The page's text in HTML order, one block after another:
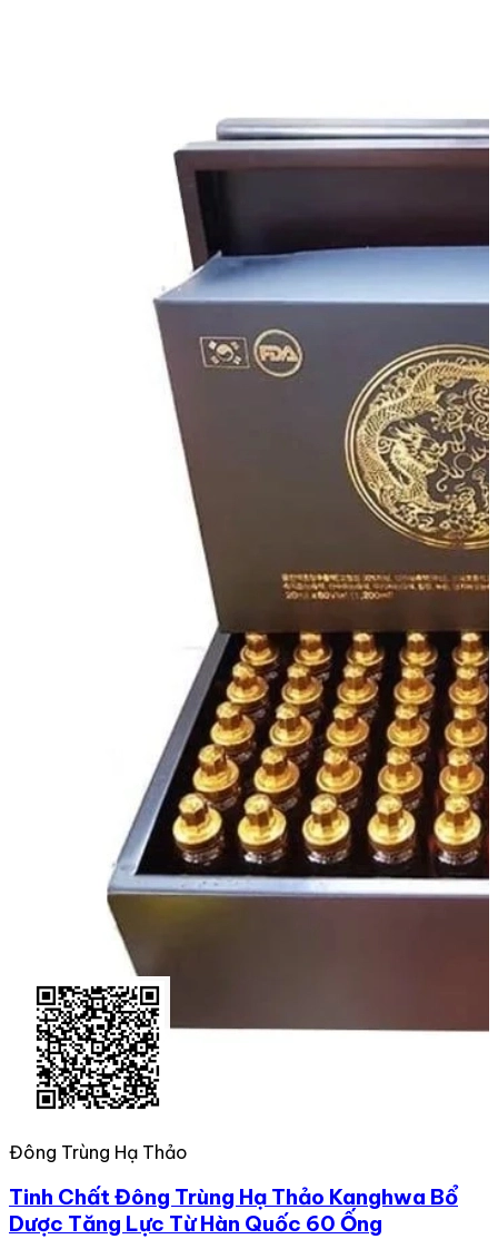
Đông Trùng Hạ Thảo
Tinh Chất Đông Trùng Hạ Thảo Kanghwa Bổ
Dược Tăng Lực Từ Hàn Quốc 60 Ống